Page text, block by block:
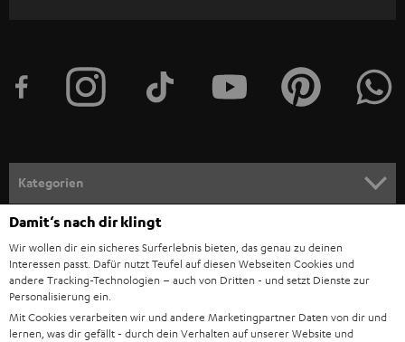
e
n
m
e
l
d
u
Kategorien
HEIMKINO
HEIMKINO-KOMPLETTANLAGEN
SOUNDBARS
Unternehmen
SUPPORT
KARRIERE
Teufel Onlineshops
DEUTSCHLAND
Damit‘s nach dir klingt
Wir wollen dir ein sicheres Surferlebnis bieten, das genau zu deinen
Interessen passt. Dafür nutzt Teufel auf diesen Webseiten Cookies und
andere Tracking-Technologien – auch von Dritten - und setzt Dienste zur
Personalisierung ein.
Mit Cookies verarbeiten wir und andere Marketingpartner Daten von dir und
lernen, was dir gefällt - durch dein Verhalten auf unserer Website und